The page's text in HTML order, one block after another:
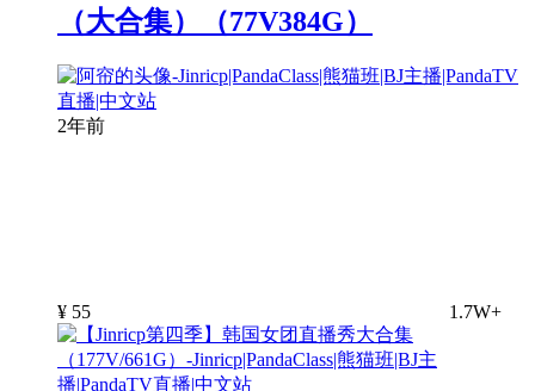
（大合集）（77V384G）
2年前
¥ 55 1.7W+